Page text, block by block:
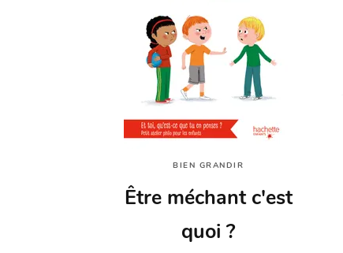
BIEN GRANDIR
Être méchant c'est
quoi ?